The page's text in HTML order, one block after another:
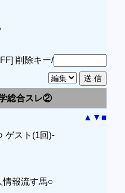
削除キー/
総合スレ②
▲ ▼■
ゲスト(1回)-
情報流す馬○